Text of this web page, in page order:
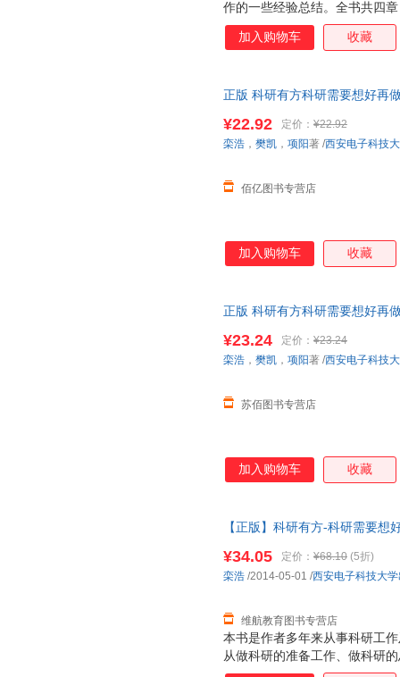
作的一些经验总结。全书共四
法、英文写作经验和技巧以及
出问题、思考问题到最终完成
文写作步骤，适合从事计算机
加入购物车 收藏
正版 科研有方科研需要想好再
¥22.92 定价： ¥22.92
佰亿图书专营店
栾浩 ， 樊凯 ， 项阳著 /西安电子科技
加入购物车 收藏
正版 科研有方科研需要想好再
所有商品均可开票
¥23.24 定价： ¥23.24
苏佰图书专营店
栾浩 ， 樊凯 ， 项阳著 /西安电子科技
加入购物车 收藏
【正版】科研有方-科研需要想
本书是作者多年来从事科研工
从做科研的准备工作、做科研
具四方面，系统地介绍了科研
¥34.05 定价： ¥68.10 (5折)
维航教育图书专营店
栾浩 /2014-05-01 /西安电子科技大